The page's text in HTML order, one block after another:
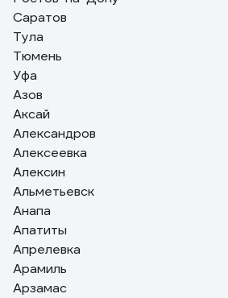
Саратов
Тула
Тюмень
Уфа
Азов
Аксай
Александров
Алексеевка
Алексин
Альметьевск
Анапа
Апатиты
Апрелевка
Арамиль
Арзамас